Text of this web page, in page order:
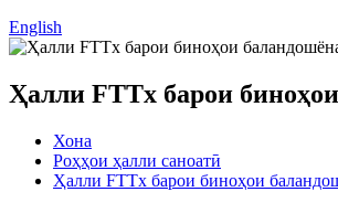
English
Ҳалли FTTx барои
Хона
Роҳҳои ҳалли саноатӣ
Ҳалли FTTx барои биноҳои